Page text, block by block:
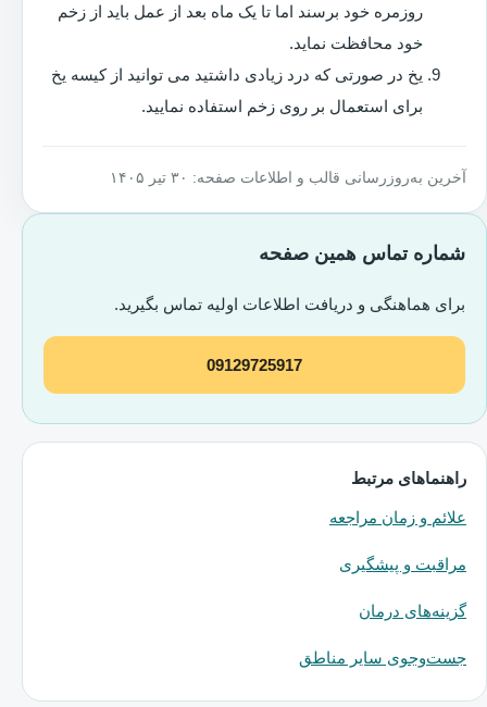
روزمره خود برسند اما تا یک ماه بعد از عمل باید از زخم
خود محافظت نماید.
یخ در صورتی که درد زیادی داشتید می توانید از کیسه یخ
برای استعمال بر روی زخم استفاده نمایید.
آخرین به‌روزرسانی قالب و اطلاعات صفحه: ۳۰ تیر ۱۴۰۵
شماره تماس همین صفحه
برای هماهنگی و دریافت اطلاعات اولیه تماس بگیرید.
09129725917
راهنماهای مرتبط
علائم و زمان مراجعه
مراقبت و پیشگیری
گزینه‌های درمان
جست‌وجوی سایر مناطق